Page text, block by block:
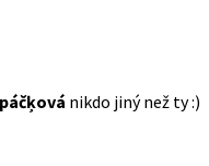
nikdo jiný než ty :)